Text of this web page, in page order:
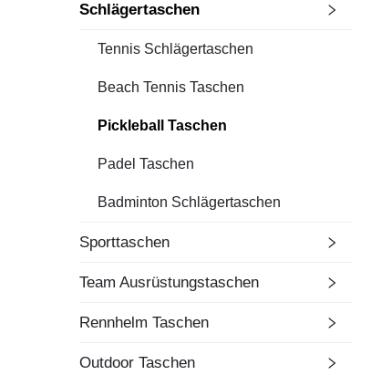
Schlägertaschen
Tennis Schlägertaschen
Beach Tennis Taschen
Pickleball Taschen
Padel Taschen
Badminton Schlägertaschen
Sporttaschen
Team Ausrüstungstaschen
Rennhelm Taschen
Outdoor Taschen